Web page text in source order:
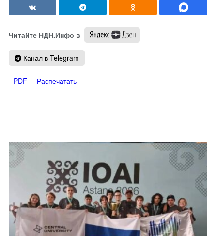
Читайте НДН.Инфо в
Канал в Telegram
PDF Распечатать